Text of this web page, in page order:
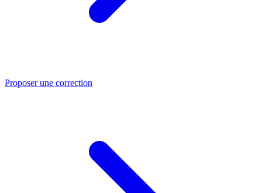
Proposer une correction